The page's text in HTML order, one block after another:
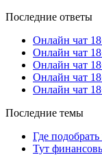
Последние ответы
Онлайн чат
Онлайн чат
Онлайн чат
Онлайн чат
Онлайн чат
Последние темы
Где
Тут